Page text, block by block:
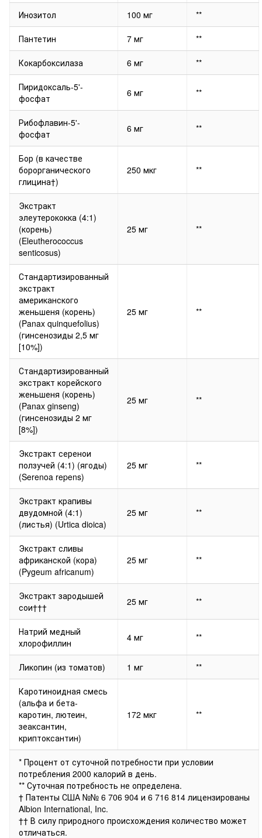
Инозитол 100 мг **
Пантетин 7 мг **
Кокарбоксилаза 6 мг **
Пиридоксаль-5'-
фосфат
6 мг **
Рибофлавин-5'-
фосфат
6 мг **
Бор (в качестве
борорганического
глицина†)
250 мкг **
Экстракт
элеутерококка (4:1)
(корень)
(Eleutherococcus
senticosus)
25 мг **
Стандартизированный
экстракт
американского
женьшеня (корень)
(Panax quinquefolius)
(гинсенозиды 2,5 мг
[10%])
25 мг **
Стандартизированный
экстракт корейского
женьшеня (корень)
(Panax ginseng)
(гинсенозиды 2 мг
[8%])
25 мг **
Экстракт серенои
ползучей (4:1) (ягоды)
(Serenoa repens)
25 мг **
Экстракт крапивы
двудомной (4:1)
(листья) (Urtica dioica)
25 мг **
Экстракт сливы
африканской (кора)
(Pygeum africanum)
25 мг **
Экстракт зародышей
сои†††
25 мг **
Натрий медный
хлорофиллин
4 мг **
Ликопин (из томатов) 1 мг **
Каротиноидная смесь
(альфа и бета-
каротин, лютеин,
зеаксантин,
криптоксантин)
172 мкг **
* Процент от суточной потребности при условии
потребления 2000 калорий в день.
** Суточная потребность не определена.
† Патенты США №№ 6 706 904 и 6 716 814 лицензированы
Albion International, Inc.
†† В силу природного происхождения количество может
отличаться.